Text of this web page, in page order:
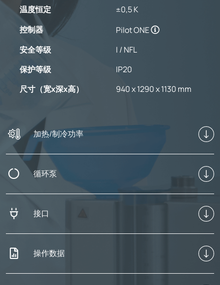
温度恒定
±0,5 K
控制器
Pilot ONE
安全等级
I / NFL
保护等级
IP20
尺寸（宽x深x高）
940 x 1290 x 1130 mm
加热/制冷功率
循环泵
接口
操作数据